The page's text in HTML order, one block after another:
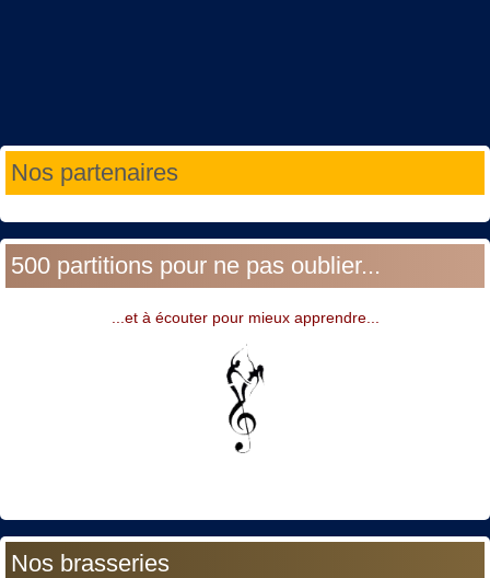
Nos partenaires
500 partitions pour ne pas oublier...
...et à écouter pour mieux apprendre...
Nos brasseries
Année
précédente
Mois
précédent
Année
suivante
Mois
suivant